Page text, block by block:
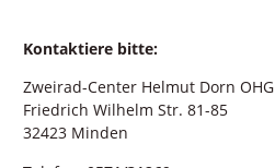
Kontaktiere bitte:
Zweirad-Center Helmut Dorn OHG
Friedrich Wilhelm Str. 81-85
32423 Minden